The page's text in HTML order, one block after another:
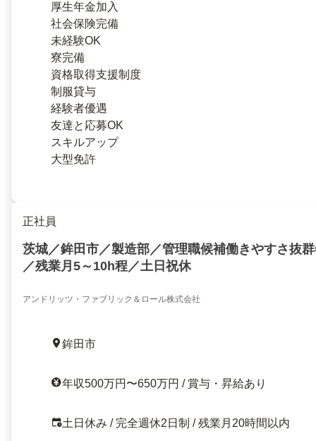
厚生年金加入
社会保険完備
未経験OK
寮完備
資格取得支援制度
制服貸与
経験者優遇
友達と応募OK
スキルアップ
大型免許
正社員
茨城／鉾田市／製造部／管理職候補働きやすさ抜
／残業月5～10h程／土日祝休
アンドリッツ・ファブリック＆ロール株式会社
鉾田市
年収500万円〜650万円 / 賞与・昇給あり
土日休み / 完全週休2日制 / 残業月20時間以内